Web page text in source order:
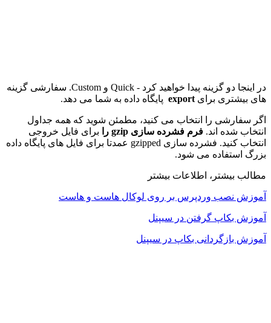
در اینجا دو گزینه پیدا خواهید کرد - Quick و Custom. سفارشی گزینه
های بیشتری برای export پایگاه داده به شما می دهد.
اگر سفارشی را انتخاب می کنید، مطمئن شوید که همه جداول
انتخاب شده اند. فرم فشرده سازی gzip را
برای فایل خروجی
انتخاب کنید. فشرده سازی gzipped عمدتا برای فایل های پایگاه داده
بزرگ استفاده می شود.
مطالب بیشتر، اطلاعات بیشتر
آموزش نصب وردپرس بر روی لوکال هاست و هاست
آموزش بکاپ گرفتن در سیپنل
آموزش بازگردانی بکاپ در سیپنل